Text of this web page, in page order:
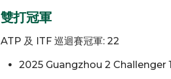
雙打冠軍
ATP 及 ITF 巡迴賽冠軍: 22
2025 Guangzhou 2 Challenger